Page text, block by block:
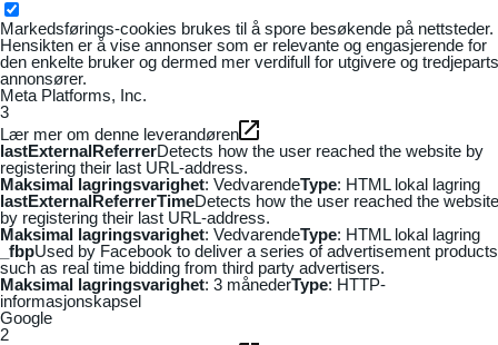
Markedsførings-cookies brukes til å spore besøkende på nettsteder.
Hensikten er å vise annonser som er relevante og engasjerende for
den enkelte bruker og dermed mer verdifull for utgivere og tredjeparts
annonsører.
Meta Platforms, Inc.
3
Lær mer om denne leverandøren
lastExternalReferrerDetects how the user reached the website by
registering their last URL-address.
Maksimal lagringsvarighet: VedvarendeType: HTML lokal lagring
lastExternalReferrerTimeDetects how the user reached the website
by registering their last URL-address.
Maksimal lagringsvarighet: VedvarendeType: HTML lokal lagring
_fbpUsed by Facebook to deliver a series of advertisement products
such as real time bidding from third party advertisers.
Maksimal lagringsvarighet: 3 månederType: HTTP-
informasjonskapsel
Google
2